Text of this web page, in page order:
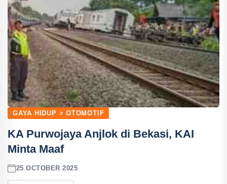
GAYA HIDUP > OTOMOTIF
KA Purwojaya Anjlok di Bekasi, KAI
Minta Maaf
25 OCTOBER 2025